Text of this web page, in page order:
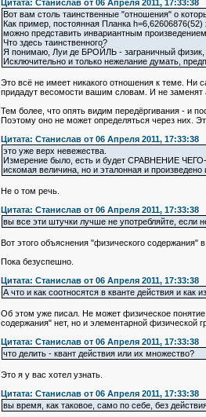
Цитата: Станислав от 06 Апреля 2011, 17:33:38
Вот вам столь таинственные "отношения" о
Как пример, постоянная Планка
можно представить инвариантным
Что здесь таинственного?
Я понимаю, Луи де БРОЙЛЬ - заграничный физик,
Исключительно и только нежелание думать,
Это всё не имеет никакого отношения к теме. Ни
придадут весомости вашим словам. И не заменят
Тем более, что опять видим передёргивания -
Поэтому оно не может определяться через них.
Цитата: Станислав от 06 Апреля 2011, 17:33:38
это уже верх невежества.
Измерение было, есть и будет СРАВНЕНИЕ
искомая величина, но и эталонная и
Не о том речь.
Цитата: Станислав от 06 Апреля 2011, 17:33:38
вы все эти штучки лучше не употребляйте, если
Вот этого объяснения "физического содержания"
Пока безуспешно.
Цитата: Станислав от 06 Апреля 2011, 17:33:38
А что и как соотносятся в кванте действия и как
Об этом уже писал. Не может физическое
содержания" нет, но и элементарной физической
Цитата: Станислав от 06 Апреля 2011, 17:33:38
что делить - квант действия или их множество?
Это я у вас хотел узнать.
Цитата: Станислав от 06 Апреля 2011, 17:33:38
вы время, как таковое, само по себе, без